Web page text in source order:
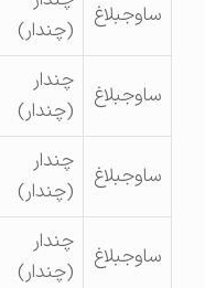
ساوجبلاغ
(چندار)
ساوجبلاغ
چندار
(چندار)
ساوجبلاغ
چندار
(چندار)
ساوجبلاغ
چندار
(چندار)